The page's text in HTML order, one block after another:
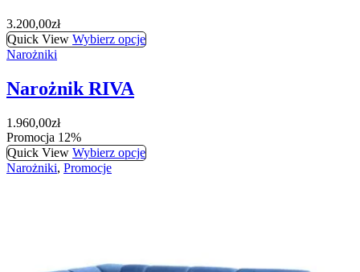
3.200,00zł
Quick View Wybierz opcje
Narożniki
Narożnik RIVA
1.960,00zł
Promocja 12%
Quick View Wybierz opcje
Narożniki, Promocje
wynosiła: wynosi: